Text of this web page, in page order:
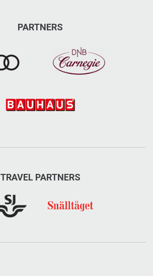
PARTNERS
TRAVEL PARTNERS